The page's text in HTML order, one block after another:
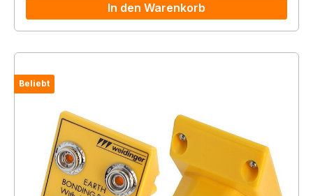
In den Warenkorb
Beliebt